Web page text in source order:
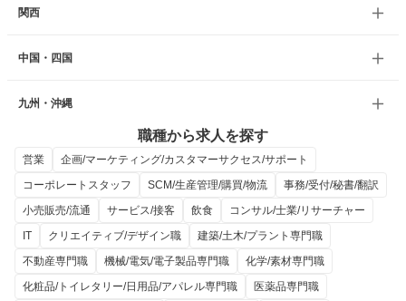
関西
中国・四国
九州・沖縄
職種から求人を探す
営業
企画/マーケティング/カスタマーサクセス/サポート
コーポレートスタッフ
SCM/生産管理/購買/物流
事務/受付/秘書/翻訳
小売販売/流通
サービス/接客 飲食
コンサル/士業/リサーチャー
IT
クリエイティブ/デザイン職
建築/土木/プラント専門職
不動産専門職
機械/電気/電子製品専門職
化学/素材専門職
化粧品/トイレタリー/日用品/アパレル専門職
医薬品専門職